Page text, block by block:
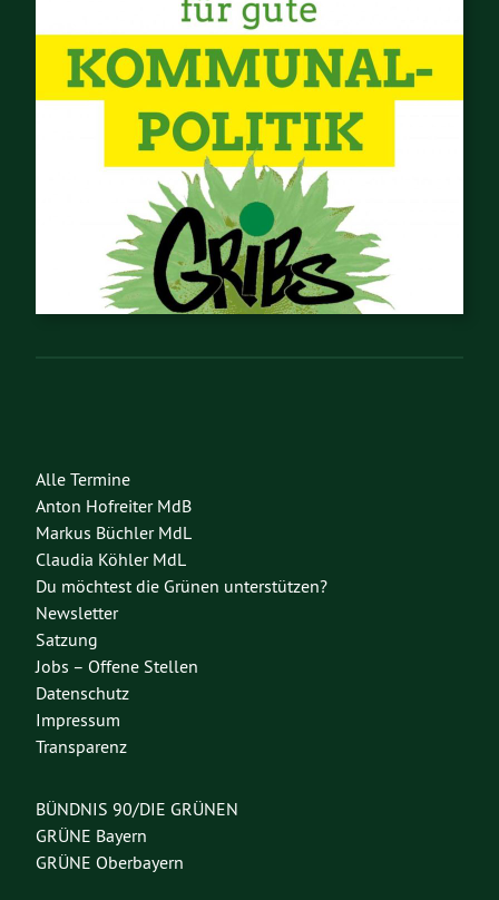
Alle Termine
Anton Hofreiter MdB
Markus Büchler MdL
Claudia Köhler MdL
Du möchtest die Grünen unterstützen?
Newsletter
Satzung
Jobs – Offene Stellen
Datenschutz
Impressum
Transparenz
BÜNDNIS 90/DIE GRÜNEN
GRÜNE Bayern
GRÜNE Oberbayern